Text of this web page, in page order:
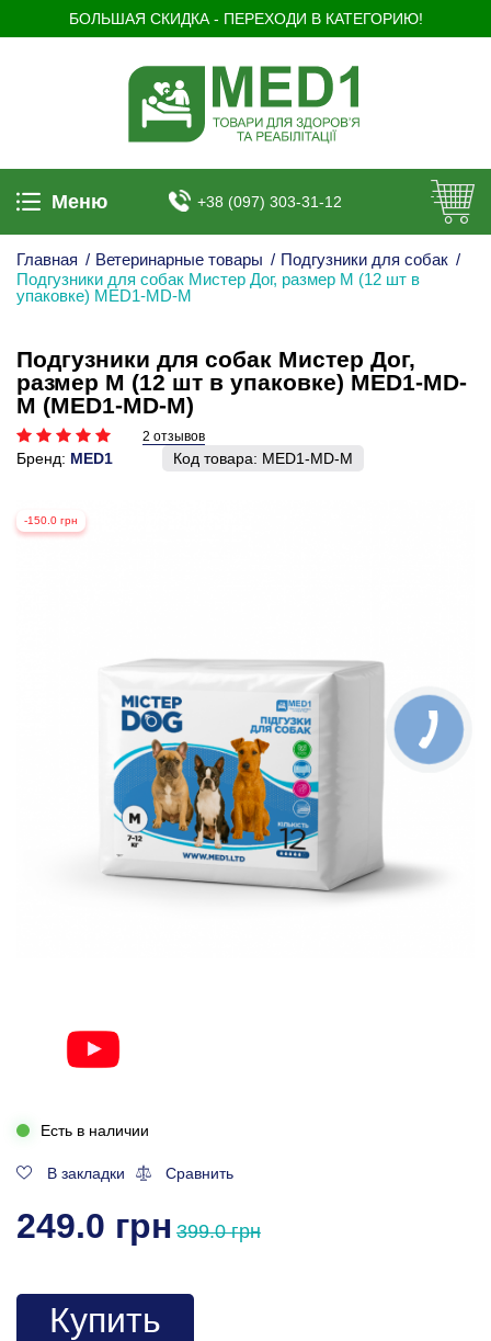
БОЛЬШАЯ СКИДКА - ПЕРЕХОДИ В КАТЕГОРИЮ!
Меню +38 (097) 303-31-12
Главная / Ветеринарные товары / Подгузники для собак /
Подгузники для собак Мистер Дог, размер М (12 шт в
упаковке) MED1-MD-М
Подгузники для собак Мистер Дог,
размер М (12 шт в упаковке) MED1-MD-
М (MED1-MD-М)
2 отзывов
Бренд: MED1 Код товара: MED1-MD-М
-150.0 грн
Есть в наличии
В закладки Сравнить
249.0 грн 399.0 грн
Купить